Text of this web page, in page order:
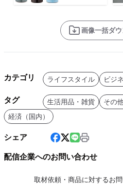
画像一括ダ
カテゴリ ライフスタイル ビジ
タグ 生活用品・雑貨
その
経済（国内）
シェア
配信企業へのお問い合わせ
取材依頼・商品に対するお問